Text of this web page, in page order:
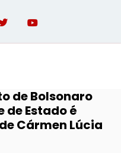
de Bolsonaro
Estado é
Cármen Lúcia